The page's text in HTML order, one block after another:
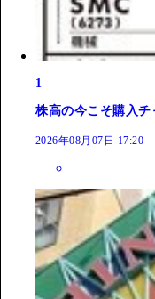
1
株高の今こそ購入
2026年08月07日 17:20